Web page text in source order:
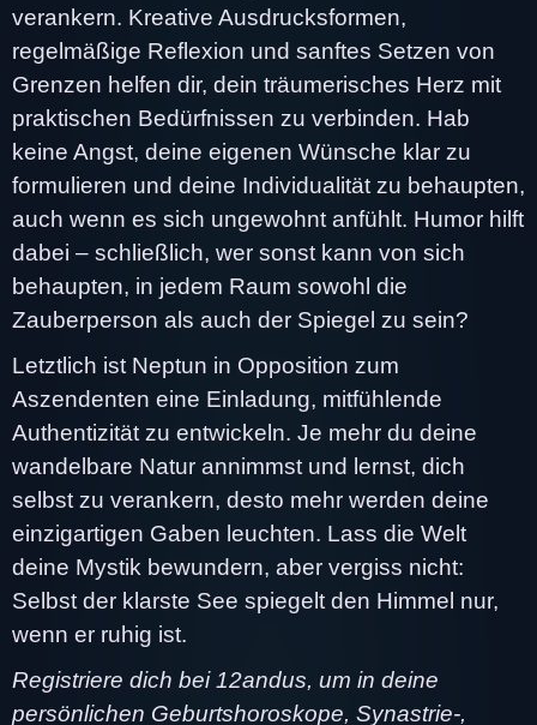
verankern. Kreative Ausdrucksformen,
regelmäßige Reflexion und sanftes Setzen von
Grenzen helfen dir, dein träumerisches Herz mit
praktischen Bedürfnissen zu verbinden. Hab
keine Angst, deine eigenen Wünsche klar zu
formulieren und deine Individualität zu behaupten,
auch wenn es sich ungewohnt anfühlt. Humor hilft
dabei – schließlich, wer sonst kann von sich
behaupten, in jedem Raum sowohl die
Zauberperson als auch der Spiegel zu sein?
Letztlich ist Neptun in Opposition zum
Aszendenten eine Einladung, mitfühlende
Authentizität zu entwickeln. Je mehr du deine
wandelbare Natur annimmst und lernst, dich
selbst zu verankern, desto mehr werden deine
einzigartigen Gaben leuchten. Lass die Welt
deine Mystik bewundern, aber vergiss nicht:
Selbst der klarste See spiegelt den Himmel nur,
wenn er ruhig ist.
Registriere dich bei 12andus, um in deine
persönlichen Geburtshoroskope, Synastrie-,